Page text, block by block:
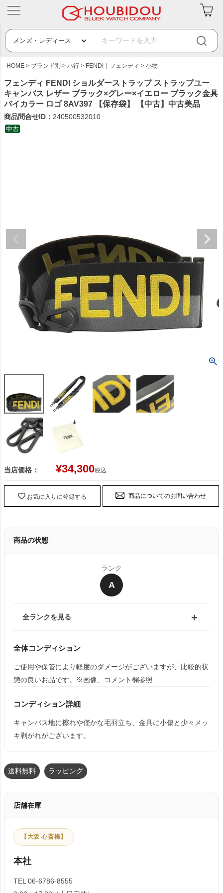
HOME ブランド別 ハ行 FENDI｜フェンディ 小物
フェンディ FENDI ショルダーストラップ ストラップユー
キャンバス レザー ブラック×グレー×イエロー ブラック金具
バイカラー ロゴ 8AV397 【保存袋】 【中古】中古美品
商品問合せID： 240500532010
中古
当店価格： ¥34,300税込
お気に入りに登録する 商品についてのお問い合わせ
商品の状態
ランク
A
全ランクを見る
全体コンディション
ご使用や保管により軽度のダメージがございますが、比較的状
態の良いお品です。※画像、コメント欄参照
コンディション詳細
キャンバス地に擦れや僅かな毛羽立ち、金具に小傷と少々メッ
キ剥がれがございます。
送料無料 ラッピング
店舗在庫
【大阪 心斎橋】
本社
TEL 06-6786-8555